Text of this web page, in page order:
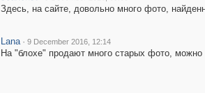
Здесь, на сайте, довольно много фото,
Lana · 9 December 2016, 12:14
На "блохе" продают много старых фото,